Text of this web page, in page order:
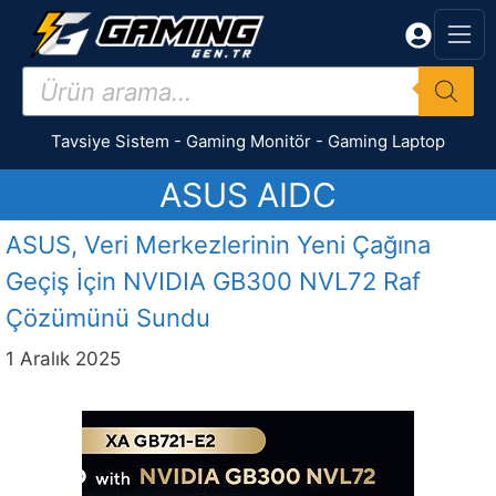
İçeriğe
Products
search
Tavsiye Sistem - Gaming Monitör - Gaming Laptop
ASUS AIDC
ASUS, Veri Merkezlerinin Yeni Çağına
Geçiş İçin NVIDIA GB300 NVL72 Raf
Çözümünü Sundu
1 Aralık 2025